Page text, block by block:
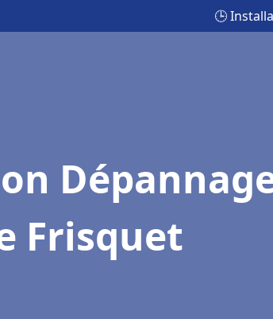
🕒
Frisquet